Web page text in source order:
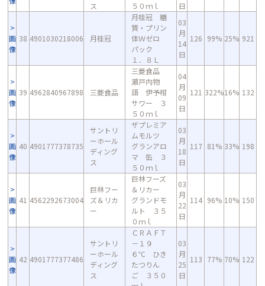
ス
５０ｍｌ
日
画
像
38 4901030218006 月桂冠
月桂冠 糖
質・プリン
体Ｗゼロ
パック
１．８Ｌ
03
月
14
日
126 99% 25% 921
画
像
39 4962840967898 三菱食品
三菱食品
瀬戸内物
語 伊予柑
サワー ３
５０ｍｌ
04
月
09
日
121 322%16% 132
画
像
40 4901777378735
サントリ
ーホール
ディング
ス
ザプレミア
ムモルツ
グランアロ
マ 缶 ３
５０ｍｌ
03
月
18
日
117 81% 33% 198
画
像
41 4562292673004
巨林フー
ズ＆リカ
ー
巨林フーズ
＆リカー
グランドモ
ルト ３５
０ｍｌ
03
月
22
日
114 96% 10% 150
画
像
42 4901777377486
サントリ
ーホール
ディング
ス
ＣＲＡＦＴ
－１９
６℃ ひき
たつりん
ご ３５０
03
月
25
日
113 77% 70% 122